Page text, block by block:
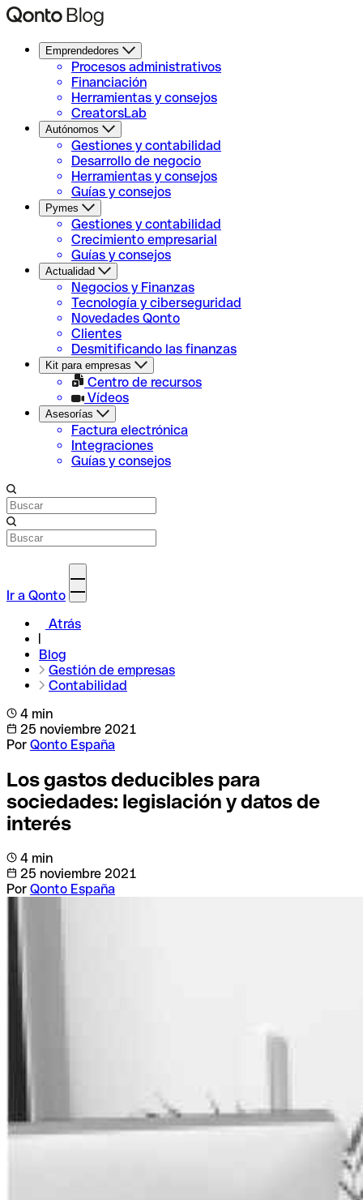
Emprendedores
Procesos administrativos
Financiación
Herramientas y consejos
CreatorsLab
Autónomos
Gestiones y contabilidad
Desarrollo de negocio
Herramientas y consejos
Guías y consejos
Pymes
Gestiones y contabilidad
Crecimiento empresarial
Guías y consejos
Actualidad
Negocios y Finanzas
Tecnología y ciberseguridad
Novedades Qonto
Clientes
Desmitificando las finanzas
Kit para empresas
Centro de recursos
Vídeos
Asesorías
Factura electrónica
Integraciones
Guías y consejos
Ir a Qonto
Atrás
Blog
Gestión de empresas
Contabilidad
4 min
25 noviembre 2021
Por Qonto España
Los gastos deducibles para
sociedades: legislación y datos de
interés
4 min
25 noviembre 2021
Por Qonto España